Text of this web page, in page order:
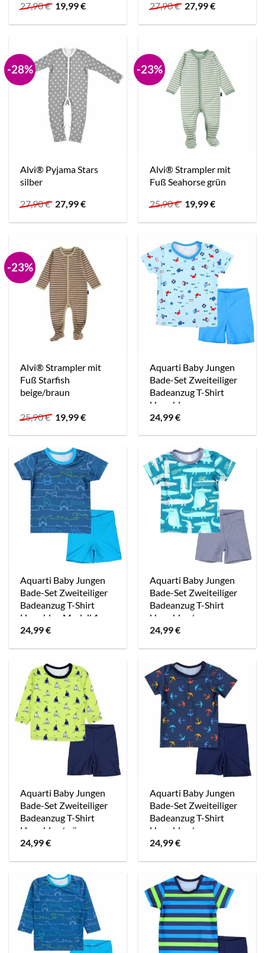
27,90€ Ursprünglicher
war:
19,99€Aktueller
ist:
27,90€ Ursprünglicher
war:
27,99€Aktueller
ist:
-28%
Alvi® Pyjama Stars
silber
27,90€ Ursprünglicher
war:
27,99€Aktueller
ist:
-23%
Alvi® Strampler mit
Fuß Seahorse grün
25,90€ Ursprünglicher
war:
19,99€Aktueller
ist:
-23%
Alvi® Strampler mit
Fuß Starfish
beige/braun
25,90€ Ursprünglicher
Preis
war:
25,90 €
19,99€Aktueller
ist:
Aquarti Baby Jungen
Bade-Set Zweiteiliger
Badeanzug T-Shirt
Hose blau
24,99€
Aquarti Baby Jungen
Bade-Set Zweiteiliger
Badeanzug T-Shirt
Hose blau Modell 1
24,99€
Aquarti Baby Jungen
Bade-Set Zweiteiliger
Badeanzug T-Shirt
Hose blau/grau
24,99€
Aquarti Baby Jungen
Bade-Set Zweiteiliger
Badeanzug T-Shirt
Hose blau/grün
24,99€
Aquarti Baby Jungen
Bade-Set Zweiteiliger
Badeanzug T-Shirt
Hose blau/orange
24,99€